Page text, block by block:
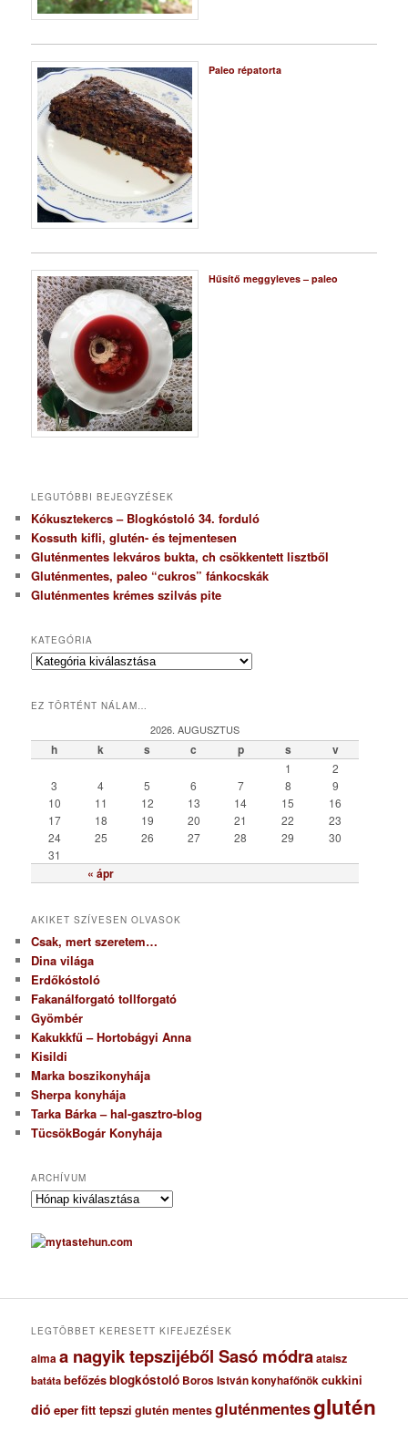
Paleo répatorta
Hűsítő meggyleves – paleo
LEGUTÓBBI BEJEGYZÉSEK
Kókusztekercs – Blogkóstoló 34. forduló
Kossuth kifli, glutén- és tejmentesen
Gluténmentes lekváros bukta, ch csökkentett lisztből
Gluténmentes, paleo “cukros” fánkocskák
Gluténmentes krémes szilvás pite
KATEGÓRIA
K
e
r
EZ TÖRTÉNT NÁLAM…
2026. AUGUSZTUS
h k s c p s v
« ápr
1
2
3
4 5 6 7 8
9
10
11 12 13 14 15
16
17
18 19 20 21 22
23
24
25 26 27 28 29
30
31
AKIKET SZÍVESEN OLVASOK
Csak, mert szeretem…
Dina világa
Erdőkóstoló
Fakanálforgató tollforgató
Gyömbér
Kakukkfű – Hortobágyi Anna
Kisildi
Marka boszikonyhája
Sherpa konyhája
Tarka Bárka – hal-gasztro-blog
TücsökBogár Konyhája
ARCHÍVUM
A
c
h
u
LEGTÖBBET KERESETT KIFEJEZÉSEK
almaa nagyik tepszijéből Sasó módraataisz
batáta befőzésblogkóstoló Boros István konyhafőnökcukkini
dió eperfitt tepszi glutén mentesgluténmentesglutén